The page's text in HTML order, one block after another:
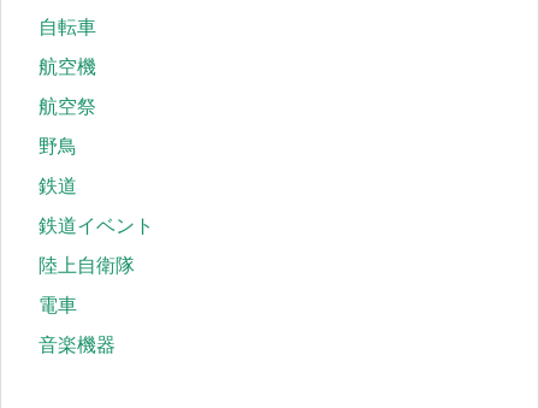
自転車
航空機
航空祭
野鳥
鉄道
鉄道イベント
陸上自衛隊
電車
音楽機器